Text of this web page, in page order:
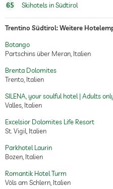
65 Skihotels in Südtirol
Trentino Südtirol: Weitere
Botango
Partschins über Meran, Italien
Brenta Dolomites
Trento, Italien
SILENA, your soulful hotel | Adults
Valles, Italien
Excelsior Dolomites Life Resort
St. Vigil, Italien
Parkhotel Laurin
Bozen, Italien
Romantik Hotel Turm
Völs am Schlern, Italien